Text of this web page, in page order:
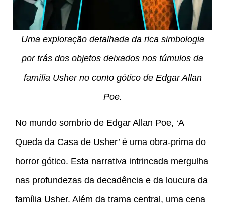
Uma exploração detalhada da rica simbologia
por trás dos objetos deixados nos túmulos da
família Usher no conto gótico de Edgar Allan
Poe.
No mundo sombrio de Edgar Allan Poe, ‘A
Queda da Casa de Usher’ é uma obra-prima do
horror gótico. Esta narrativa intrincada mergulha
nas profundezas da decadência e da loucura da
família Usher. Além da trama central, uma cena